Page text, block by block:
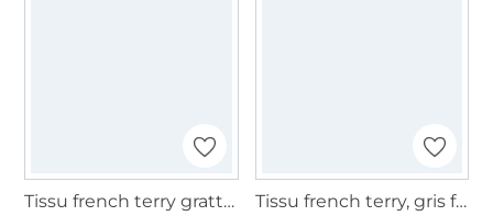
Tissu french terry gratté Léopard Spots, beige Tissu french terry, gris foncé